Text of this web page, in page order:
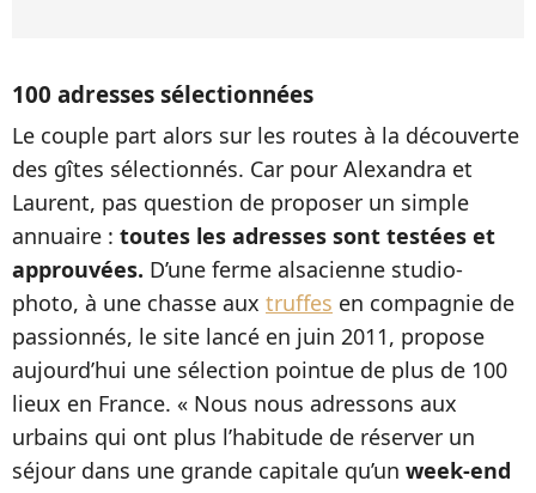
100 adresses sélectionnées
Le couple part alors sur les routes à la découverte
des gîtes sélectionnés. Car pour Alexandra et
Laurent, pas question de proposer un simple
annuaire : toutes les adresses sont testées et
approuvées. D’une ferme alsacienne studio-
photo, à une chasse aux truffes en compagnie de
passionnés, le site lancé en juin 2011, propose
aujourd’hui une sélection pointue de plus de 100
lieux en France. « Nous nous adressons aux
urbains qui ont plus l’habitude de réserver un
séjour dans une grande capitale qu’un week-end